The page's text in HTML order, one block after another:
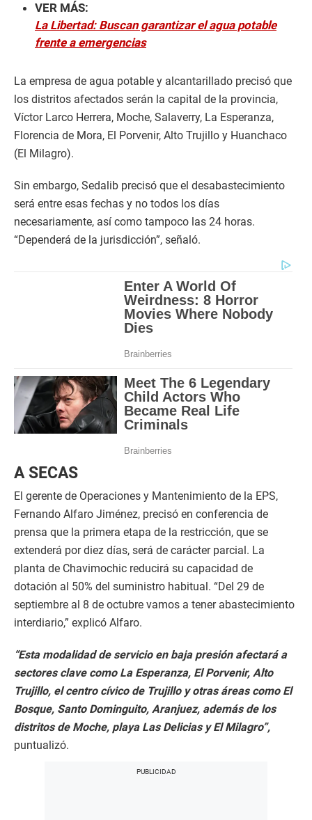
VER MÁS:
La Libertad: Buscan garantizar el agua potable
frente a emergencias
La empresa de agua potable y alcantarillado precisó que
los distritos afectados serán la capital de la provincia,
Víctor Larco Herrera, Moche, Salaverry, La Esperanza,
Florencia de Mora, El Porvenir, Alto Trujillo y Huanchaco
(El Milagro).
Sin embargo, Sedalib precisó que el desabastecimiento
será entre esas fechas y no todos los días
necesariamente, así como tampoco las 24 horas.
“Dependerá de la jurisdicción”, señaló.
A SECAS
El gerente de Operaciones y Mantenimiento de la EPS,
Fernando Alfaro Jiménez, precisó en conferencia de
prensa que la primera etapa de la restricción, que se
extenderá por diez días, será de carácter parcial. La
planta de Chavimochic reducirá su capacidad de
dotación al 50% del suministro habitual. “Del 29 de
septiembre al 8 de octubre vamos a tener abastecimiento
interdiario,” explicó Alfaro.
“Esta modalidad de servicio en baja presión afectará a
sectores clave como La Esperanza, El Porvenir, Alto
Trujillo, el centro cívico de Trujillo y otras áreas como El
Bosque, Santo Dominguito, Aranjuez, además de los
distritos de Moche, playa Las Delicias y El Milagro”,
puntualizó.